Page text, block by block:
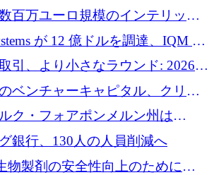
百万ユーロ規模のインテリック
用ドローンにソフトウェアファ
採用
が 12 億ドルを調達、IQM が
引所で初の欧州量子企業とな
州のスタートアップ資金調達
引、より小さなラウンド: 2026
のスタートアップ資金調達
ベンチャーキャピタル、クリメ
ピタルが気候変動対策ハードウ
て初回クローズで6,000万ユーロ
ク・フォアポンメルン州は
州全体に展開し、オープンソース
銀行、130人の人員削減へ
物製剤の安全性向上のために